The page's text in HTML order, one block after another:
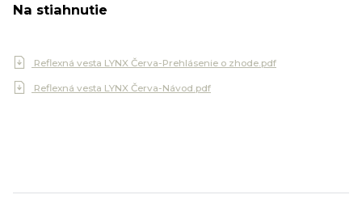
Na stiahnutie
Reflexná vesta LYNX Červa-Prehlásenie o zhode.pdf
Reflexná vesta LYNX Červa-Návod.pdf